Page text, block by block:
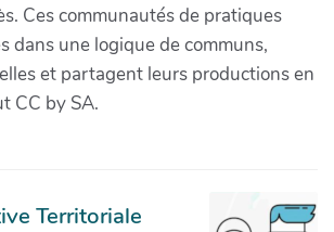
Ces communautés de pratiques
dans une logique de communs,
et partagent leurs productions en
CC by SA.
Territoriale